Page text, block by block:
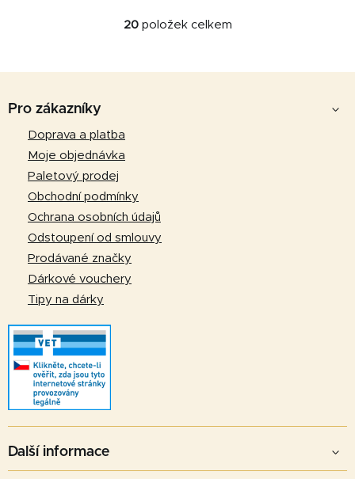
O
20položek celkem
Pro zákazníky
Doprava a platba
Moje objednávka
Paletový prodej
Obchodní podmínky
Ochrana osobních údajů
Odstoupení od smlouvy
Prodávané značky
Dárkové vouchery
Tipy na dárky
Další informace